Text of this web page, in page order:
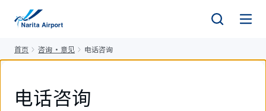
首页 咨询・意见 电话咨询
电话咨询